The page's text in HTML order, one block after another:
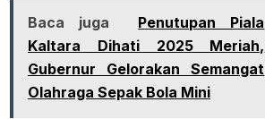
Baca juga
Penutupan Piala
Kaltara Dihati 2025 Meriah,
Gubernur Gelorakan Semangat
Olahraga Sepak Bola Mini